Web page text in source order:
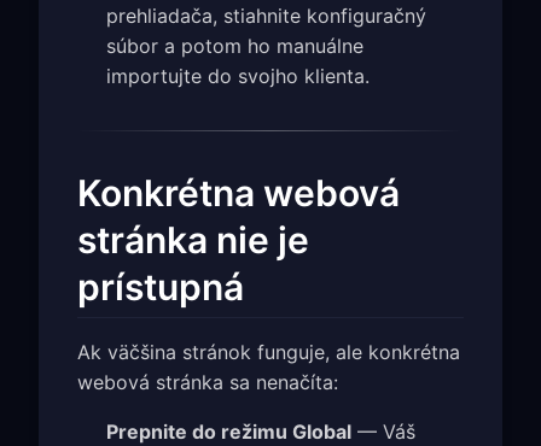
prehliadača, stiahnite konfiguračný
súbor a potom ho manuálne
importujte do svojho klienta.
Konkrétna webová
stránka nie je
prístupná
Ak väčšina stránok funguje, ale konkrétna
webová stránka sa nenačíta:
Prepnite do režimu Global — Váš